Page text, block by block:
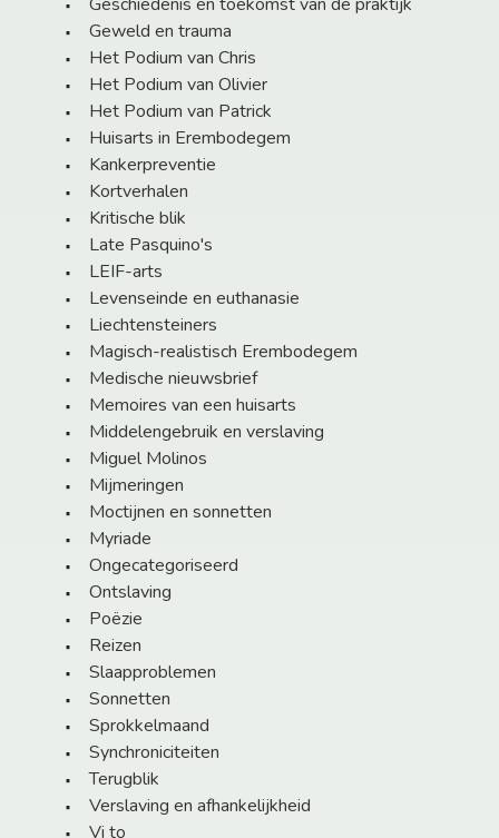
Geweld en trauma
Het Podium van Chris
Het Podium van Olivier
Het Podium van Patrick
Huisarts in Erembodegem
Kankerpreventie
Kortverhalen
Kritische blik
Late Pasquino's
LEIF-arts
Levenseinde en euthanasie
Liechtensteiners
Magisch-realistisch Erembodegem
Medische nieuwsbrief
Memoires van een huisarts
Middelengebruik en verslaving
Miguel Molinos
Mijmeringen
Moctijnen en sonnetten
Myriade
Ongecategoriseerd
Ontslaving
Poëzie
Reizen
Slaapproblemen
Sonnetten
Sprokkelmaand
Synchroniciteiten
Terugblik
Verslaving en afhankelijkheid
Vi to